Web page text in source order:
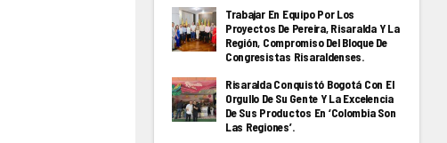
Trabajar En Equipo Por Los
Proyectos De Pereira, Risaralda Y La
Región, Compromiso Del Bloque De
Congresistas Risaraldenses.
Risaralda Conquistó Bogotá Con El
Orgullo De Su Gente Y La Excelencia
De Sus Productos En ‘Colombia Son
Las Regiones’.